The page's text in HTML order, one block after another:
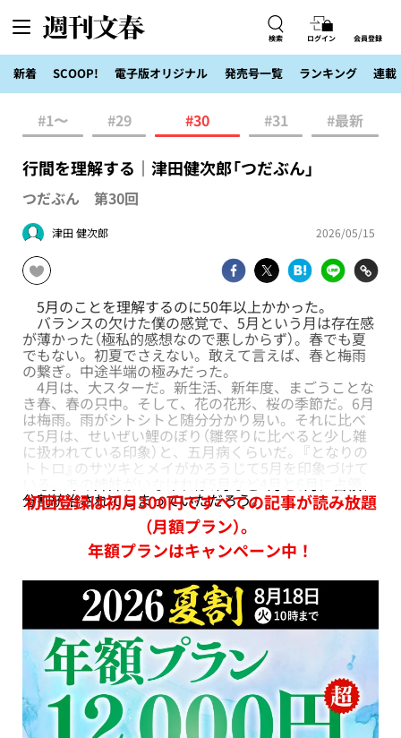
検索 ログイン 会員登録
新着 SCOOP! 電子版オリジナル 発売号一覧 ランキング 連載
#1〜 #29 #30 #31 #最新
行間を理解する｜津田健次郎「つだぶん」
つだぶん 第30回
津田 健次郎 2026/05/15
5月のことを理解するのに50年以上かかった。
バランスの欠けた僕の感覚で、5月という月は存在感
が薄かった（極私的感想なので悪しからず）。春でも夏
でもない。初夏でさえない。敢えて言えば、春と梅雨
の繋ぎ。中途半端の極みだった。
4月は、大スターだ。新生活、新年度、まごうことな
き春、春の只中。そして、花の花形、桜の季節だ。6月
は梅雨。雨がシトシトと随分分かり易い。それに比べ
て5月は、せいぜい鯉のぼり（雛祭りに比べると少し雑
に扱われている印象）と、五月病くらいだ。『となりの
トトロ』のサツキとメイがかろうじて5月を印象づけて
分割統治されてしまっていただろう。
初回登録は初月300円ですべての記事が読み放題
（月額プラン）。
年額プランはキャンペーン中！